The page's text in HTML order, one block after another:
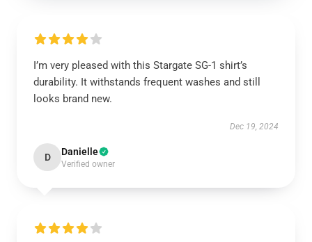
I’m very pleased with this Stargate SG-1 shirt’s
durability. It withstands frequent washes and still
looks brand new.
Dec 19, 2024
D Danielle
Verified owner